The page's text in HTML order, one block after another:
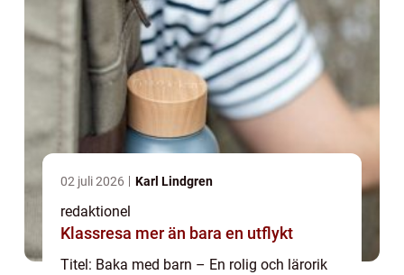
02 juli 2026 Karl Lindgren
redaktionel
Klassresa mer än bara en utflykt
Titel: Baka med barn – En rolig och lärorik